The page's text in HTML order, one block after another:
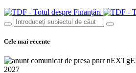
Cele mai recente